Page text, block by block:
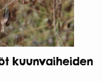
kuunvaiheiden